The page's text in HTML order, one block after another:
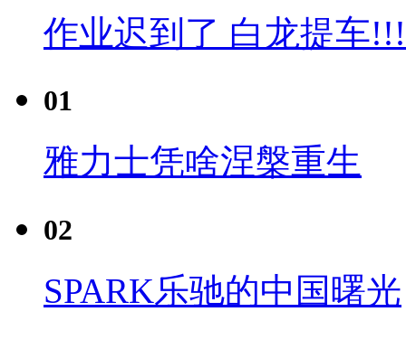
作业迟到了 白龙提车
01
雅力士凭啥涅槃重生
02
SPARK乐驰的中国曙光